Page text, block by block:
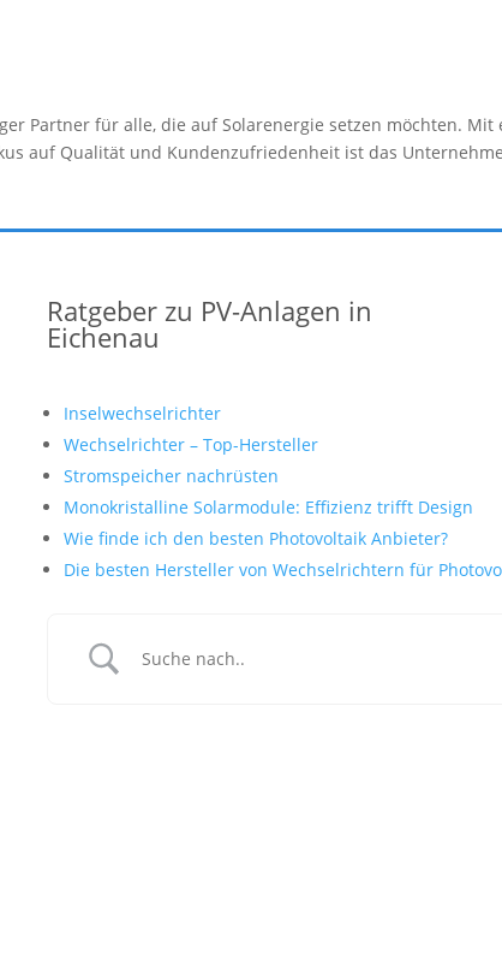
Partner für alle, die auf Solarenergie setzen möchten. Mit
auf Qualität und Kundenzufriedenheit ist das
Ratgeber zu PV-Anlagen in
Eichenau
Inselwechselrichter
Wechselrichter – Top-Hersteller
Stromspeicher nachrüsten
Monokristalline Solarmodule: Effizienz trifft Design
Wie finde ich den besten Photovoltaik Anbieter?
Die besten Hersteller von Wechselrichtern für